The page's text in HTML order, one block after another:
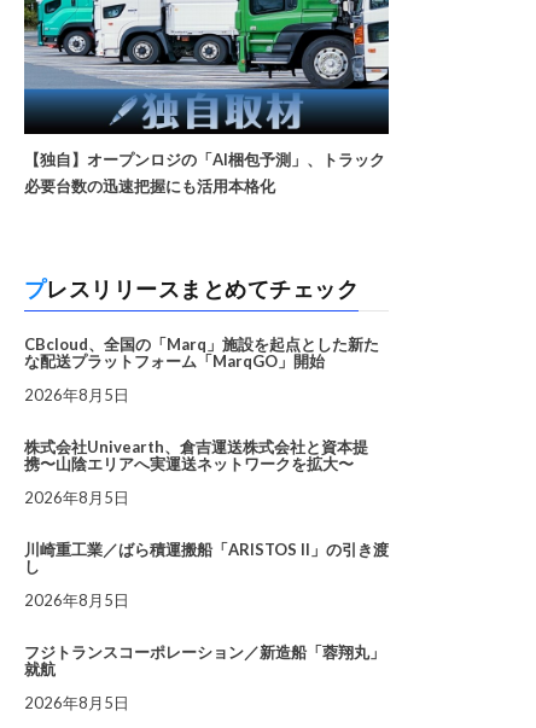
【独自】オープンロジの「AI梱包予測」、トラック
必要台数の迅速把握にも活用本格化
プレスリリースまとめてチェック
CBcloud、全国の「Marq」施設を起点とした新た
な配送プラットフォーム「MarqGO」開始
2026年8月5日
株式会社Univearth、倉吉運送株式会社と資本提
携〜山陰エリアへ実運送ネットワークを拡大〜
2026年8月5日
川崎重工業／ばら積運搬船「ARISTOS II」の引き渡
し
2026年8月5日
フジトランスコーポレーション／新造船「蓉翔丸」
就航
2026年8月5日